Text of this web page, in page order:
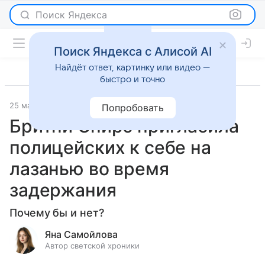
Поиск Яндекса
25 мая 2026 Светская жизнь
Бритни Спирс пригласила
полицейских к себе на
лазанью во время
задержания
Почему бы и нет?
Яна Самойлова
Автор светской хроники
Поиск Яндекса с Алисой AI
Найдёт ответ, картинку или видео —
быстро и точно
Попробовать